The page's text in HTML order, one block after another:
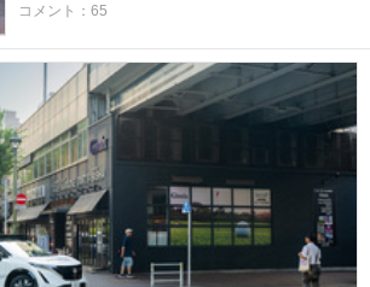
コメント：65